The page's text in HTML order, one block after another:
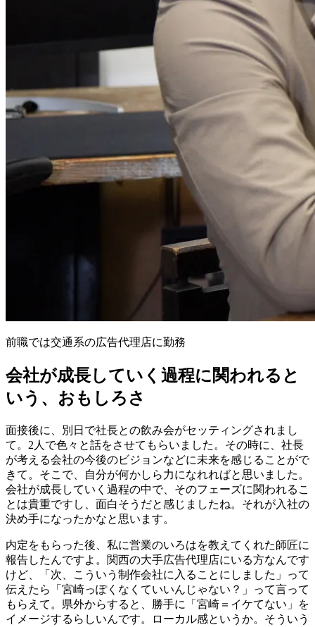
前職では交通系の広告代理店に勤務
会社が成長していく過程に関われると
いう、おもしろさ
面接後に、別日で社長との飲み会がセッティングされまし
て。2人で色々と話をさせてもらいました。その時に、社長
が考える会社の今後のビジョンなどに未来を感じることがで
きて。そこで、自分が何かしら力になれればと思いました。
会社が成長していく過程の中で、そのフェーズに関われるこ
とは貴重ですし、面白そうだと感じましたね。それが入社の
決め手になったかなと思います。
内定をもらった後、私に営業のいろはを教えてくれた師匠に
報告したんですよ。関西の大手広告代理店にいる方なんです
けど、「次、こういう制作会社に入ることにしました」って
伝えたら「宮崎っぽくなくていいんじゃない？」って言って
もらえて。県外からすると、勝手に「宮崎＝イケてない」を
イメージするらしいんです。ローカル感というか。そういう